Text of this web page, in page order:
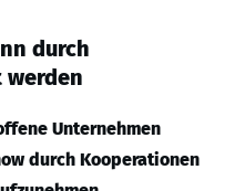
durch
Unternehmen
durch Kooperationen